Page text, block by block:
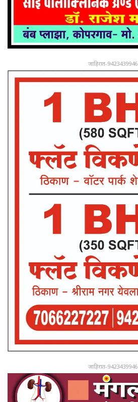
जाहिरात-9423439946
जाहिरात-9423439946